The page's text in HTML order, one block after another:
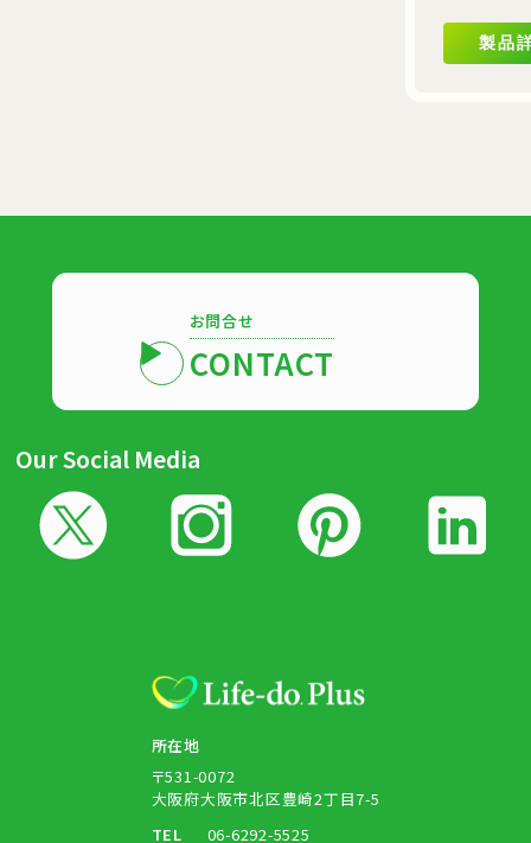
製品
お問合せ
CONTACT
Our Social Media
所在地
〒531-0072
大阪府大阪市北区豊崎2丁目7-5
TEL
06-6292-5525